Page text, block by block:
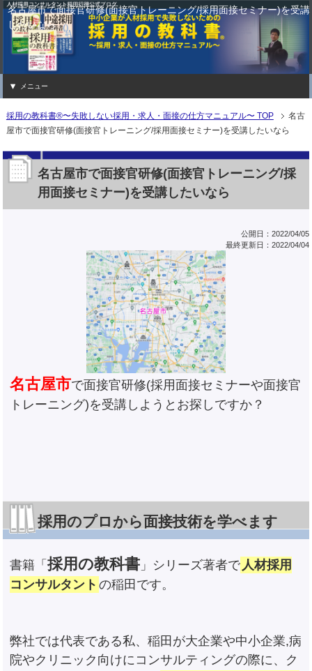
名古屋市で面接官研修(面接官トレーニング/採用面接セミナー)を受講
したいなら
メニュー
採用の教科書®〜失敗しない採用・求人・面接の仕方マニュアル〜 TOP
名古
屋市で面接官研修(面接官トレーニング/採用面接セミナー)を受講したいなら
名古屋市で面接官研修(面接官トレーニング/採
用面接セミナー)を受講したいなら
公開日：2022/04/05
最終更新日：2022/04/04
名古屋市で面接官研修(採用面接セミナーや面接官
トレーニング)を受講しようとお探しですか？
採用のプロから面接技術を学べます
書籍「採用の教科書 」シリーズ著者で 人材採用
コンサルタント の稲田です。
弊社では代表である私、稲田が大企業や中小企業,病
院やクリニック向けにコンサルティングの際に、ク